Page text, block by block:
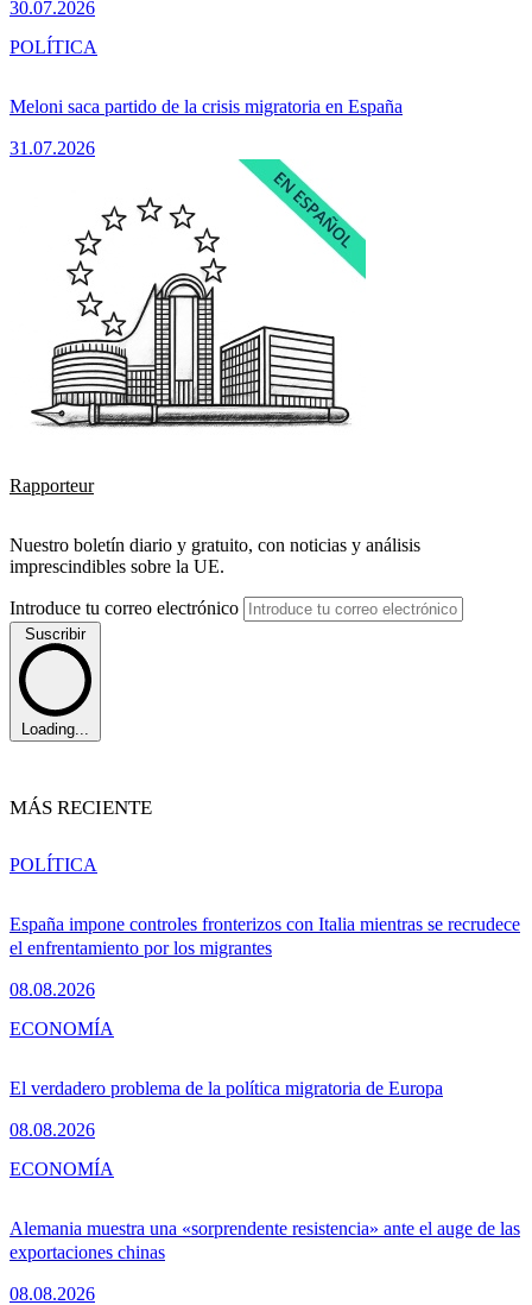
30.07.2026
Meloni saca partido de la crisis migratoria en España
31.07.2026
POLÍTICA
Rapporteur
Nuestro boletín diario y gratuito, con noticias y análisis
imprescindibles sobre la UE.
Introduce tu correo electrónico
Suscribir
Loading...
MÁS RECIENTE
España impone controles fronterizos con Italia mientras se recrudece
el enfrentamiento por los migrantes
08.08.2026
POLÍTICA
El verdadero problema de la política migratoria de Europa
08.08.2026
ECONOMÍA
Alemania muestra una «sorprendente resistencia» ante el auge de las
exportaciones chinas
08.08.2026
ECONOMÍA